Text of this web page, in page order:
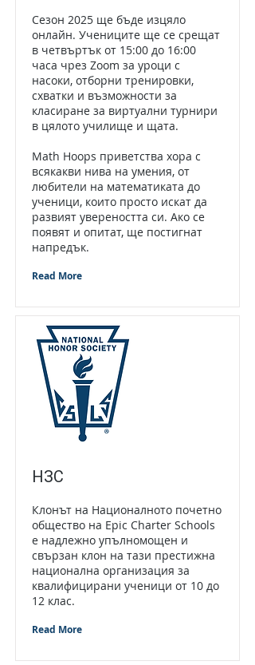
Сезон 2025 ще бъде изцяло
онлайн. Учениците ще се срещат
в четвъртък от 15:00 до 16:00
часа чрез Zoom за уроци с
насоки, отборни тренировки,
схватки и възможности за
класиране за виртуални турнири
в цялото училище и щата.
Math Hoops приветства хора с
всякакви нива на умения, от
любители на математиката до
ученици, които просто искат да
развият увереността си. Ако се
появят и опитат, ще постигнат
напредък.
Read More
НЗС
Клонът на Националното почетно
общество на Epic Charter Schools
е надлежно упълномощен и
свързан клон на тази престижна
национална организация за
квалифицирани ученици от 10 до
12 клас.
Read More